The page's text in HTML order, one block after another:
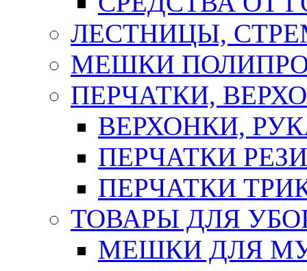
ЛЕСТНИЦЫ,
МЕШКИ
ПЕРЧАТКИ,
ВЕРХОНКИ,
ПЕРЧАТКИ
ПЕРЧАТКИ
ТОВАРЫ ДЛЯ
МЕШКИ ДЛЯ